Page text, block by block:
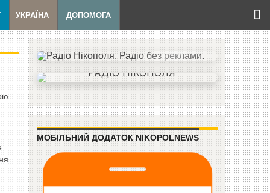
УКРАЇНА ДОПОМОГА
МОБІЛЬНИЙ ДОДАТОК NIKOPOLNEWS